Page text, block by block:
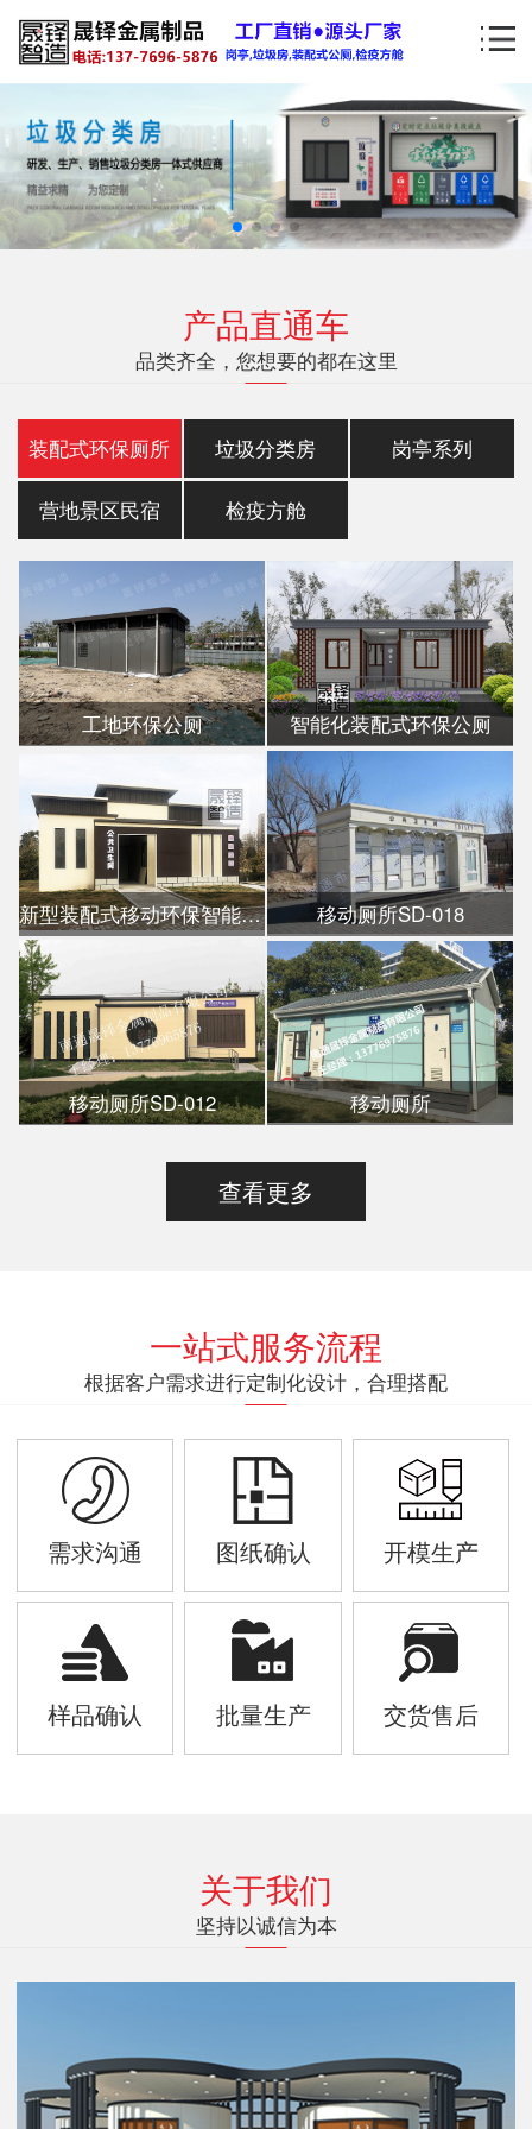
产品直通车
品类齐全，您想要的都在这里
装配式环保厕所 垃圾分类房 岗亭系列
营地景区民宿 检疫方舱
工地环保公厕 智能化装配式环保公厕
新型装配式移动环保智能公厕 移动厕所SD-018
移动厕所SD-012 移动厕所
查看更多
一站式服务流程
根据客户需求进行定制化设计，合理搭配
需求沟通 图纸确认 开模生产
样品确认 批量生产 交货售后
关于我们
坚持以诚信为本